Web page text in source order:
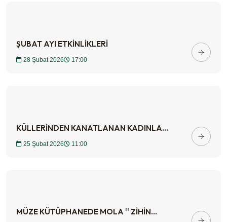
ŞUBAT AYI ETKİNLİKLERİ
28 Şubat 2026 17:00
KÜLLERİNDEN KANATLANAN KADINLA...
25 Şubat 2026 11:00
MÜZE KÜTÜPHANEDE MOLA '' ZİHİN...